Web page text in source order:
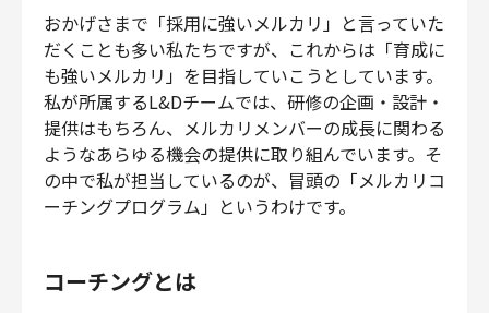
クリエイティブ
コーポレート
財務・経理
内部監査・リスク
法務
人事
セキュリティ・プライバシー
おかげさまで「採用に強いメルカリ」と言っていた
だくことも多い私たちですが、これからは「育成に
も強いメルカリ」を目指していこうとしています。
私が所属するL&Dチームでは、研修の企画・設計・
提供はもちろん、メルカリメンバーの成長に関わる
ようなあらゆる機会の提供に取り組んでいます。そ
の中で私が担当しているのが、冒頭の「メルカリコ
ーチングプログラム」というわけです。
コーチングとは